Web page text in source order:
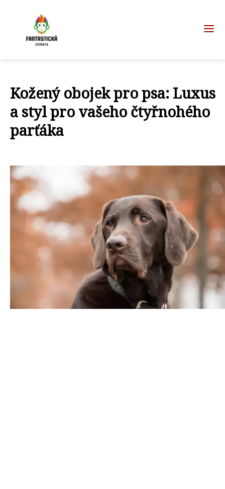
Kožený obojek pro psa: Luxus
a styl pro vašeho čtyřnohého
parťáka